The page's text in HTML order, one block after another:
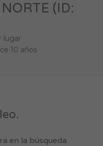
(ID:
lugar
10 años
en la búsqueda